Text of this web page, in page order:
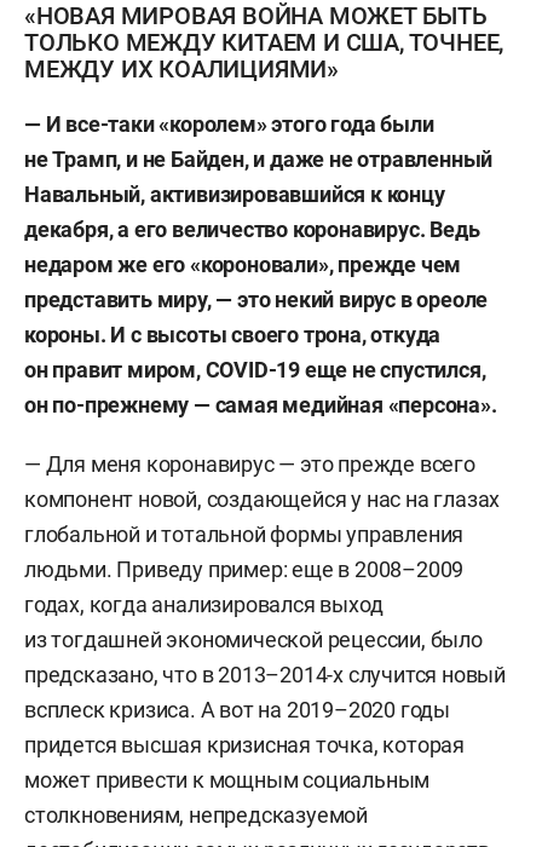
«НОВАЯ МИРОВАЯ ВОЙНА МОЖЕТ БЫТЬ
ТОЛЬКО МЕЖДУ КИТАЕМ И США, ТОЧНЕЕ,
МЕЖДУ ИХ КОАЛИЦИЯМИ»
— И все-таки «королем» этого года были
не Трамп, и не Байден, и даже не отравленный
Навальный, активизировавшийся к концу
декабря, а его величество коронавирус. Ведь
недаром же его «короновали», прежде чем
представить миру, — это некий вирус в ореоле
короны. И с высоты своего трона, откуда
он правит миром,COVID-19 еще не спустился,
он по-прежнему — самая медийная «персона».
— Для меня коронавирус — это прежде всего
компонент новой, создающейся у нас на глазах
глобальной и тотальной формы управления
людьми. Приведу пример: еще в 2008–2009
годах, когда анализировался выход
из тогдашней экономической рецессии, было
предсказано, что в 2013–2014-х случится новый
всплеск кризиса. А вот на 2019–2020 годы
придется высшая кризисная точка, которая
может привести к мощным социальным
столкновениям, непредсказуемой